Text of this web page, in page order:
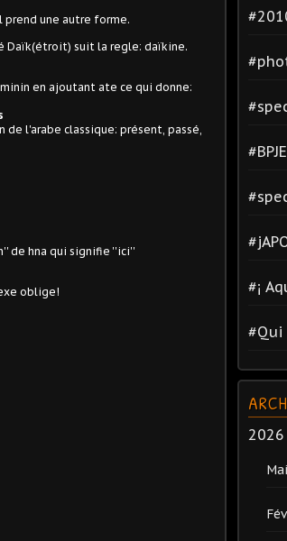
une autre forme.
Daïk(étroit) suit la regle: daïkine.
en ajoutant ate ce qui donne:
l'arabe classique: présent, passé,
de hna qui signifie ''ici''
oblige!
#¡
2026
Mai